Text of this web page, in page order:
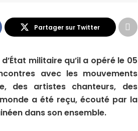
Partager sur Twitter
militaire qu’il a opéré le 05
avec les mouvements
des artistes chanteurs, des
a été reçu, écouté par la
dans son ensemble.